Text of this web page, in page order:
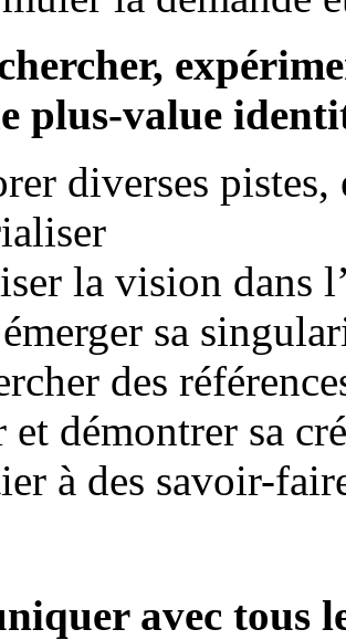
plus-value
diverses pistes,
la vision dans
sa
des
et démontrer sa
à des savoir-
avec tous